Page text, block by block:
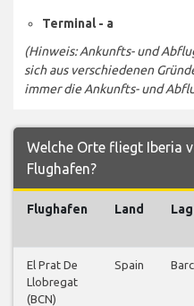
Terminal - a
(Hinweis: Ankunfts- und
sich aus verschiedenen
immer die Ankunfts- und
Welche Orte fliegt Iberia
Flughafen?
Flughafen Land
El Prat De
Llobregat
(BCN)
Spain